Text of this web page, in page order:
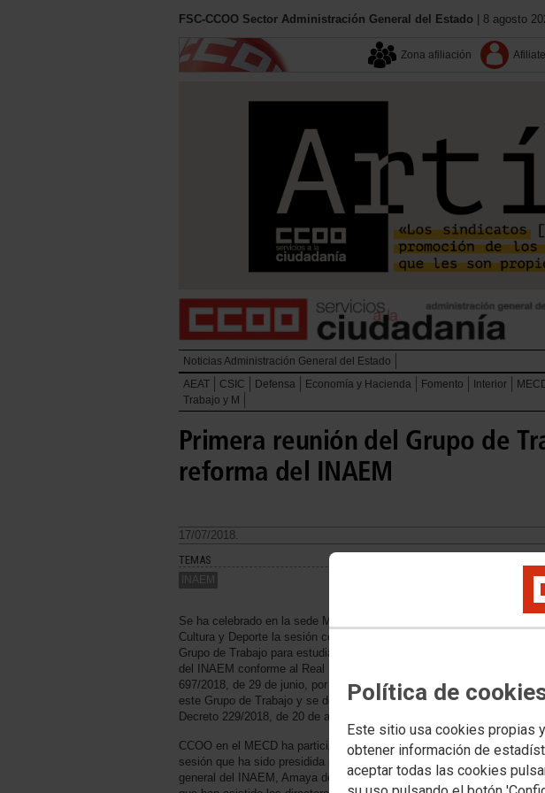
Política de
Este sitio usa cookies propias
obtener información de
aceptar todas las cookies
FSC-CCOO Sector Administración General del Estado | 8 agosto
Zona afiliación Afiliate
Noticias Administración General del Estado
AEAT
CSIC Defensa Economía y Hacienda Fomento Interior
Trabajo y M
Primera reunión del Grupo de
reforma del INAEM
17/07/2018.
TEMAS
INAEM
centros del Inaem
Se ha celebrado en la sede Ministerio de
Cultura y Deporte la sesión constitutiva del
Grupo de Trabajo para estudiar la reforma
del INAEM conforme al Real Decreto
697/2018, de 29 de junio, por el que se crea
este Grupo de Trabajo y se deroga el Real
Decreto 229/2018, de 20 de abril.
CCOO en el MECD ha participado en esta
sesión que ha sido presidida por la directora
general del INAEM, Amaya de Miguel y a la